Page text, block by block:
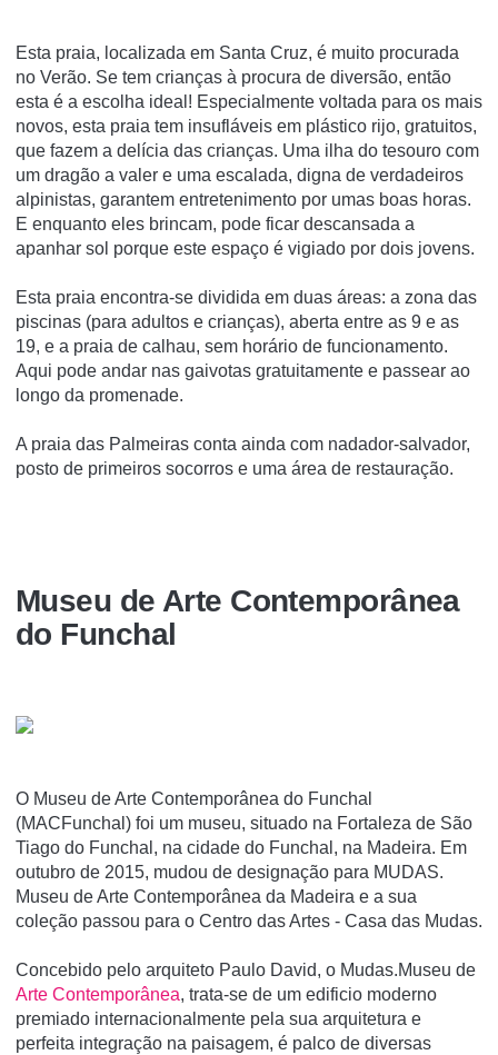
Esta praia, localizada em Santa Cruz, é muito procurada
no Verão. Se tem crianças à procura de diversão, então
esta é a escolha ideal! Especialmente voltada para os mais
novos, esta praia tem insufláveis em plástico rijo, gratuitos,
que fazem a delícia das crianças. Uma ilha do tesouro com
um dragão a valer e uma escalada, digna de verdadeiros
alpinistas, garantem entretenimento por umas boas horas.
E enquanto eles brincam, pode ficar descansada a
apanhar sol porque este espaço é vigiado por dois jovens.
Esta praia encontra-se dividida em duas áreas: a zona das
piscinas (para adultos e crianças), aberta entre as 9 e as
19, e a praia de calhau, sem horário de funcionamento.
Aqui pode andar nas gaivotas gratuitamente e passear ao
longo da promenade.
A praia das Palmeiras conta ainda com nadador-salvador,
posto de primeiros socorros e uma área de restauração.
Museu de Arte Contemporânea
do Funchal
O Museu de Arte Contemporânea do Funchal
(MACFunchal) foi um museu, situado na Fortaleza de São
Tiago do Funchal, na cidade do Funchal, na Madeira. Em
outubro de 2015, mudou de designação para MUDAS.
Museu de Arte Contemporânea da Madeira e a sua
coleção passou para o Centro das Artes - Casa das Mudas.
Concebido pelo arquiteto Paulo David, o Mudas.Museu de
Arte Contemporânea, trata-se de um edificio moderno
premiado internacionalmente pela sua arquitetura e
perfeita integração na paisagem, é palco de diversas